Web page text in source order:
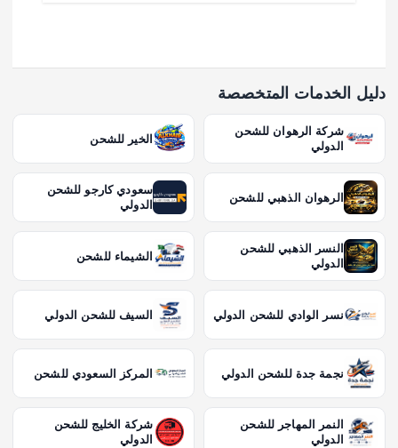
دليل الخدمات المتخصصة
شركة الرهوان للشحن
الدولي
الخير للشحن
الرهوان الذهبي للشحن
سعودي كارجو للشحن
الدولي
النسر الذهبي للشحن
الدولي
الشيماء للشحن
نسر الوادي للشحن الدولي السيف للشحن الدولي
نجمة جدة للشحن الدولي المركز السعودي للشحن
النمر المهاجر للشحن
الدولي
شركة الخليج للشحن
الدولي